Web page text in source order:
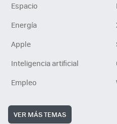
Espacio
Energía
Apple
Inteligencia artificial
Empleo
VER MÁS TEMAS